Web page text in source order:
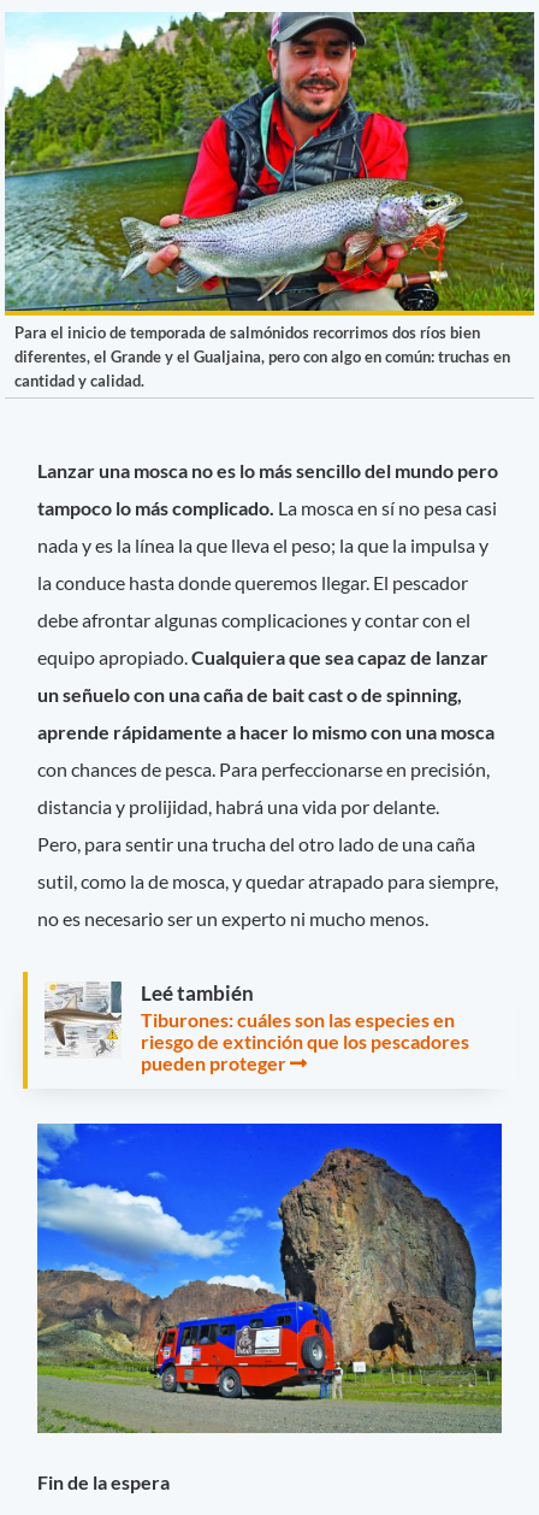
Para el inicio de temporada de salmónidos recorrimos dos ríos bien
diferentes, el Grande y el Gualjaina, pero con algo en común: truchas en
cantidad y calidad.
Lanzar una mosca no es lo más sencillo del mundo pero
tampoco lo más complicado. La mosca en sí no pesa casi
nada y es la línea la que lleva el peso; la que la impulsa y
la conduce hasta donde queremos llegar. El pescador
debe afrontar algunas complicaciones y contar con el
equipo apropiado.Cualquiera que sea capaz de lanzar
un señuelo con una caña de bait cast o de spinning,
aprende rápidamente a hacer lo mismo con una mosca
con chances de pesca. Para perfeccionarse en precisión,
distancia y prolijidad, habrá una vida por delante.
Pero, para sentir una trucha del otro lado de una caña
sutil, como la de mosca, y quedar atrapado para siempre,
no es necesario ser un experto ni mucho menos.
Leé también
Tiburones: cuáles son las especies en
riesgo de extinción que los pescadores
pueden proteger
Fin de la espera